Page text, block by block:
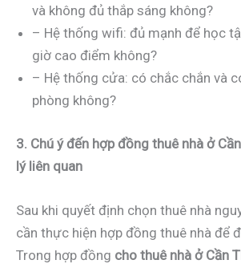
và không đủ thắp sáng không?
– Hệ thống wifi: đủ mạnh để học
giờ cao điểm không?
– Hệ thống cửa: có chắc chắn và
phòng không?
3. Chú ý đến hợp đồng thuê nhà ở
lý liên quan
Sau khi quyết định chọn thuê nhà
cần thực hiện hợp đồng thuê nhà để
Trong hợp đồng cho thuê nhà ở Cần